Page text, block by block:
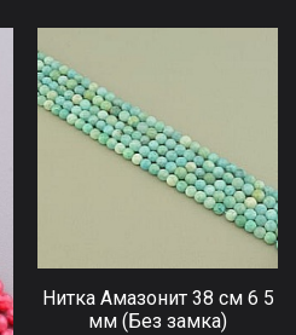
Нитка Амазонит 38 см 6 5
мм (Без замка)